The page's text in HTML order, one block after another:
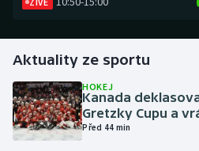
Florbal
Golf
Gymnastika
Aktuality ze sportu
HOKEJ
Kanada
Gretzky Cupu a
Před 44 min